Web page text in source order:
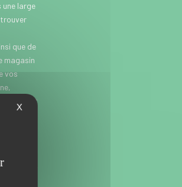
une large
que de
magasin
vos
Douai et
de loisir
X